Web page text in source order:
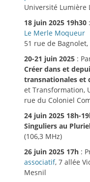
Université Lumière
18 juin 2025 19h30
Le Merle Moqueur
51 rue de Bagnolet,
20-21 juin 2025 :
Créer dans et
transnationales et
et Transformation,
rue du Coloniel
24 juin 2025 18h-
Singuliers au
(106,3 MHz)
26 juin 2025 17h :
associatif, 7 allée
Mesnil